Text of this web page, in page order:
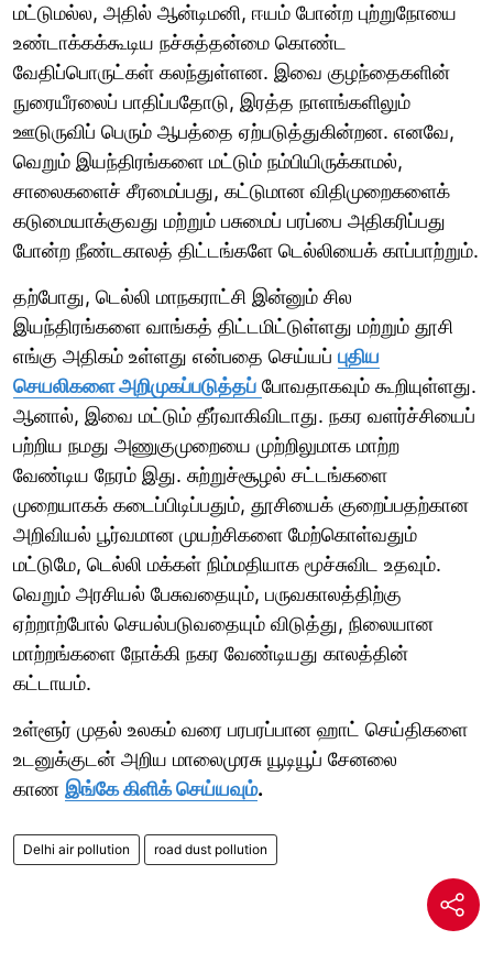
மட்டுமல்ல, அதில் ஆன்டிமனி, ஈயம் போன்ற புற்றுநோயை
உண்டாக்கக்கூடிய நச்சுத்தன்மை கொண்ட
வேதிப்பொருட்கள் கலந்துள்ளன. இவை குழந்தைகளின்
நுரையீரலைப் பாதிப்பதோடு, இரத்த நாளங்களிலும்
ஊடுருவிப் பெரும் ஆபத்தை ஏற்படுத்துகின்றன. எனவே,
வெறும் இயந்திரங்களை மட்டும் நம்பியிருக்காமல்,
சாலைகளைச் சீரமைப்பது, கட்டுமான விதிமுறைகளைக்
கடுமையாக்குவது மற்றும் பசுமைப் பரப்பை அதிகரிப்பது
போன்ற நீண்டகாலத் திட்டங்களே டெல்லியைக் காப்பாற்றும்.
தற்போது, டெல்லி மாநகராட்சி இன்னும் சில
இயந்திரங்களை வாங்கத் திட்டமிட்டுள்ளது மற்றும் தூசி
எங்கு அதிகம் உள்ளது என்பதை செய்யப் புதிய
செயலிகளை அறிமுகப்படுத்தப் போவதாகவும் கூறியுள்ளது.
ஆனால், இவை மட்டும் தீர்வாகிவிடாது. நகர வளர்ச்சியைப்
பற்றிய நமது அணுகுமுறையை முற்றிலுமாக மாற்ற
வேண்டிய நேரம் இது. சுற்றுச்சூழல் சட்டங்களை
முறையாகக் கடைப்பிடிப்பதும், தூசியைக் குறைப்பதற்கான
அறிவியல் பூர்வமான முயற்சிகளை மேற்கொள்வதும்
மட்டுமே, டெல்லி மக்கள் நிம்மதியாக மூச்சுவிட உதவும்.
வெறும் அரசியல் பேசுவதையும், பருவகாலத்திற்கு
ஏற்றாற்போல் செயல்படுவதையும் விடுத்து, நிலையான
மாற்றங்களை நோக்கி நகர வேண்டியது காலத்தின்
கட்டாயம்.
உள்ளூர் முதல் உலகம் வரை பரபரப்பான ஹாட் செய்திகளை
உடனுக்குடன் அறிய மாலைமுரசு யூடியூப் சேனலை
காண இங்கே கிளிக் செய்யவும்.
Delhi air pollution road dust pollution